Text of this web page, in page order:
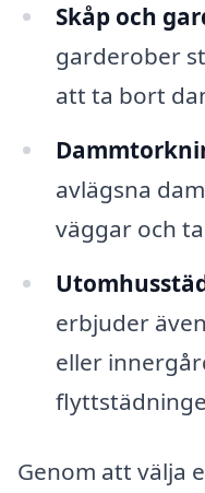
Skåp och
garderober
att ta bort
avlägsna
väggar och
erbjuder
eller
Genom att välja